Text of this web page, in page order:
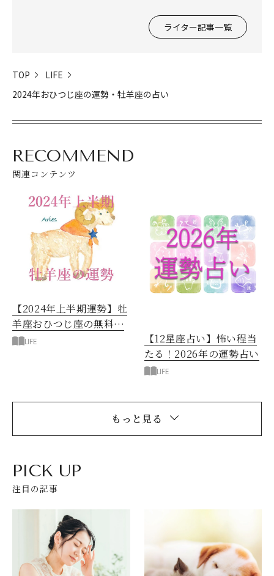
ライター記事一覧
TOP
LIFE
2024年おひつじ座の運勢・牡羊座の占い
RECOMMEND
関連コンテンツ
【2024年上半期運勢】牡
羊座おひつじ座の無料占
い LIFE
【12星座占い】怖い程当
たる！2026年の運勢占い
LIFE
もっと見る
PICK UP
注目の記事
閉じる